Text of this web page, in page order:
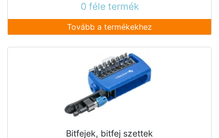
0 féle termék
Tovább a termékekhez
Bitfejek, bitfej szettek